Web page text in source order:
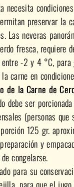
necesita
preservar la
Las neveras
fresca, requiere
-2 y 4 °C, para
carne en
de la Carne de
debe ser
(personas
125 gr.
y
congelarse.
para su